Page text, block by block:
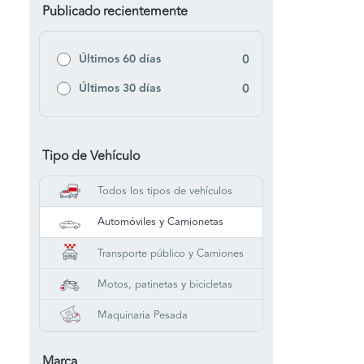
Publicado recientemente
Últimos 60 días 0
Últimos 30 días 0
Tipo de Vehículo
Todos los tipos de vehículos
Automóviles y Camionetas
Transporte público y Camiones
Motos, patinetas y bicicletas
Maquinaria Pesada